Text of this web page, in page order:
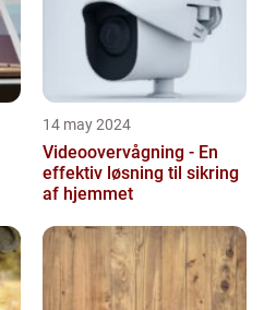
14 may 2024
Videoovervågning - En
effektiv løsning til sikring
af hjemmet